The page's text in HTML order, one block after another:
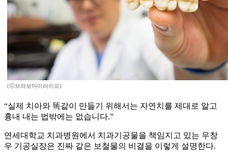
(ⓒ브라보마이라이프)
“실제 치아와 똑같이 만들기 위해서는 자연치를 제대로 알고
흉내 내는 법밖에는 없습니다.”
연세대학교 치과병원에서 치과기공물을 책임지고 있는 우창
우 기공실장은 진짜 같은 보철물의 비결을 이렇게 설명한다.